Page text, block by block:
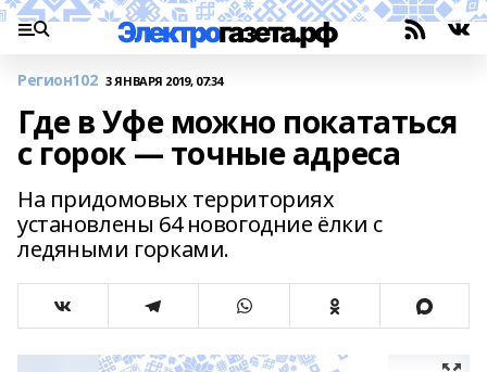
Регион102 3 ЯНВАРЯ 2019, 07:34
Где в Уфе можно покататься
с горок — точные адреса
На придомовых территориях
установлены 64 новогодние ёлки с
ледяными горками.